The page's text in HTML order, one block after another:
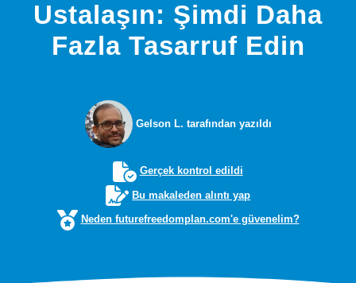
Ustalaşın: Şimdi Daha
Fazla Tasarruf Edin
Gelson L. tarafından yazıldı
Gerçek kontrol edildi
Bu makaleden alıntı yap
Neden futurefreedomplan.com'e güvenelim?